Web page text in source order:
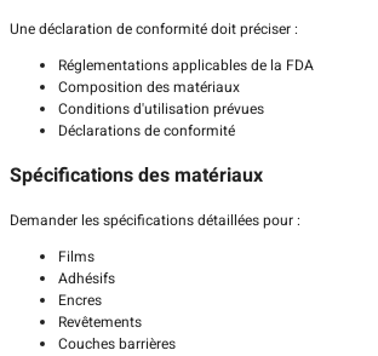
Une déclaration de conformité doit préciser :
Réglementations applicables de la FDA
Composition des matériaux
Conditions d'utilisation prévues
Déclarations de conformité
Spécifications des matériaux
Demander les spécifications détaillées pour :
Films
Adhésifs
Encres
Revêtements
Couches barrières